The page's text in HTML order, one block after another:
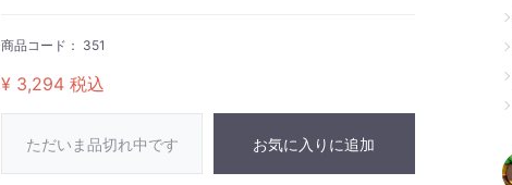
商品コード： 351
¥ 3,294 税込
ただいま品切れ中です お気に入りに追加